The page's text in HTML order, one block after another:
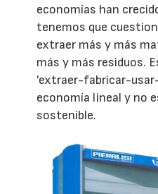
economías han
tenemos que
extraer más y más
más y más residuos.
'extraer-fabricar-
economía lineal y no
sostenible.